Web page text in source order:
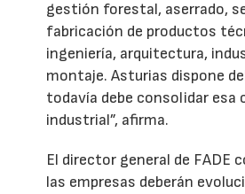
gestión forestal, aserrado,
fabricación de productos
ingeniería, arquitectura,
montaje. Asturias dispone
todavía debe consolidar esa
industrial”, afirma.
El director general de FADE
las empresas deberán